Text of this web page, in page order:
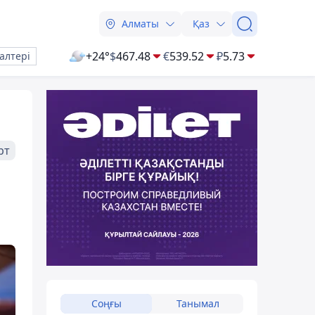
Алматы Қаз
+24°$467.48 €539.52 ₽5.73
Соңғы Танымал